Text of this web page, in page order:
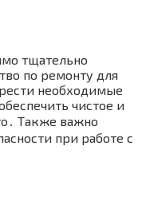
тщательно
по ремонту для
необходимые
чистое и
Также важно
при работе с